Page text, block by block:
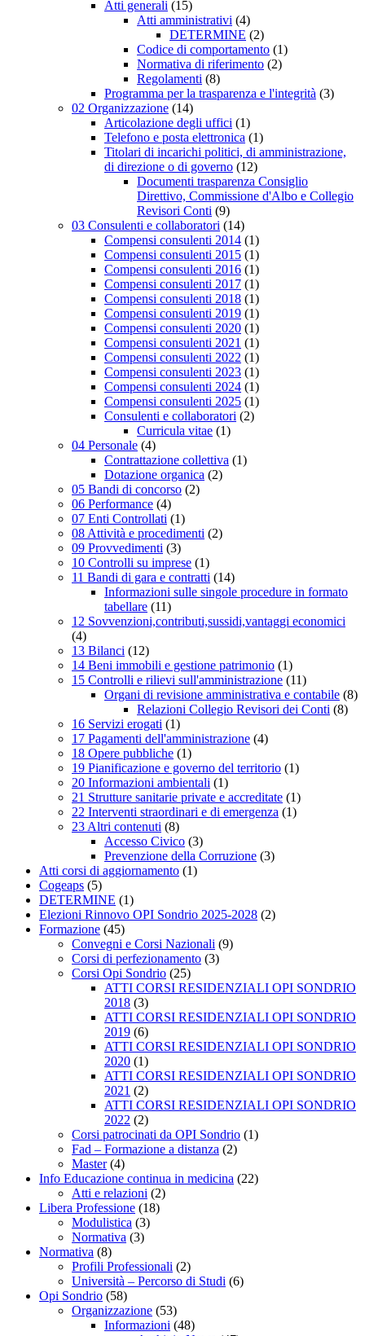
Atti generali (15)
Atti amministrativi (4)
DETERMINE (2)
Codice di comportamento (1)
Normativa di riferimento (2)
Regolamenti (8)
Programma per la trasparenza e l'integrità (3)
02 Organizzazione (14)
Articolazione degli uffici (1)
Telefono e posta elettronica (1)
Titolari di incarichi politici, di amministrazione,
di direzione o di governo (12)
Documenti trasparenza Consiglio
Direttivo, Commissione d'Albo e Collegio
Revisori Conti (9)
03 Consulenti e collaboratori (14)
Compensi consulenti 2014 (1)
Compensi consulenti 2015 (1)
Compensi consulenti 2016 (1)
Compensi consulenti 2017 (1)
Compensi consulenti 2018 (1)
Compensi consulenti 2019 (1)
Compensi consulenti 2020 (1)
Compensi consulenti 2021 (1)
Compensi consulenti 2022 (1)
Compensi consulenti 2023 (1)
Compensi consulenti 2024 (1)
Compensi consulenti 2025 (1)
Consulenti e collaboratori (2)
Curricula vitae (1)
04 Personale (4)
Contrattazione collettiva (1)
Dotazione organica (2)
05 Bandi di concorso (2)
06 Performance (4)
07 Enti Controllati (1)
08 Attività e procedimenti (2)
09 Provvedimenti (3)
10 Controlli su imprese (1)
11 Bandi di gara e contratti (14)
Informazioni sulle singole procedure in formato
tabellare (11)
12 Sovvenzioni,contributi,sussidi,vantaggi economici
(4)
13 Bilanci (12)
14 Beni immobili e gestione patrimonio (1)
15 Controlli e rilievi sull'amministrazione (11)
Organi di revisione amministrativa e contabile (8)
Relazioni Collegio Revisori dei Conti (8)
16 Servizi erogati (1)
17 Pagamenti dell'amministrazione (4)
18 Opere pubbliche (1)
19 Pianificazione e governo del territorio (1)
20 Informazioni ambientali (1)
21 Strutture sanitarie private e accreditate (1)
22 Interventi straordinari e di emergenza (1)
23 Altri contenuti (8)
Accesso Civico (3)
Prevenzione della Corruzione (3)
Atti corsi di aggiornamento (1)
Cogeaps (5)
DETERMINE (1)
Elezioni Rinnovo OPI Sondrio 2025-2028 (2)
Formazione (45)
Convegni e Corsi Nazionali (9)
Corsi di perfezionamento (3)
Corsi Opi Sondrio (25)
ATTI CORSI RESIDENZIALI OPI SONDRIO
2018 (3)
ATTI CORSI RESIDENZIALI OPI SONDRIO
2019 (6)
ATTI CORSI RESIDENZIALI OPI SONDRIO
2020 (1)
ATTI CORSI RESIDENZIALI OPI SONDRIO
2021 (2)
ATTI CORSI RESIDENZIALI OPI SONDRIO
2022 (2)
Corsi patrocinati da OPI Sondrio (1)
Fad – Formazione a distanza (2)
Master(4)
Info Educazione continua in medicina (22)
Atti e relazioni (2)
Libera Professione (18)
Modulistica (3)
Normativa (3)
Normativa (8)
Profili Professionali (2)
Università – Percorso di Studi (6)
Opi Sondrio (58)
Organizzazione (53)
Informazioni (48)